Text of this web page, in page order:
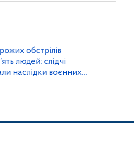
обстрілів
людей: слідчі
наслідки воєнних